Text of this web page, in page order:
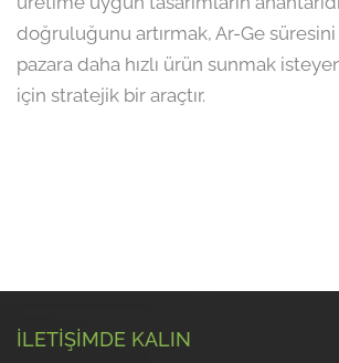
doğruluğunu artırmak, Ar-Ge süresini
pazara daha hızlı ürün sunmak
için stratejik bir araçtır.
İLETİŞİMDE KALIN